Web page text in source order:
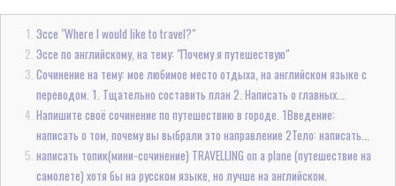
Эссе "Where I would like to travel?"
Эссе по английскому, на тему: "Почему я путешествую"
Сочинение на тему: мое любимое место отдыха, на английском языке с
переводом. 1. Тщательно составить план 2. Написать о главных...
Напишите своё сочинение по путешествию в городе. 1Введение:
написать о том, почему вы выбрали это направление 2Тело: написать...
написать топик(мини-сочинение) TRAVELLING on a plane (путешествие на
самолете) хотя бы на русском языке, но лучше на английском.